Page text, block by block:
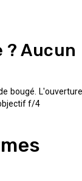
? Aucun
bougé.
f/4